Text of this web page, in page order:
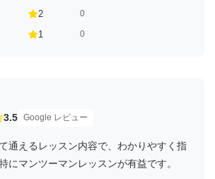
2 0
1 0
3.5 Google レビュー
通えるレッスン内容で、わかりやすく指
にマンツーマンレッスンが有益です。